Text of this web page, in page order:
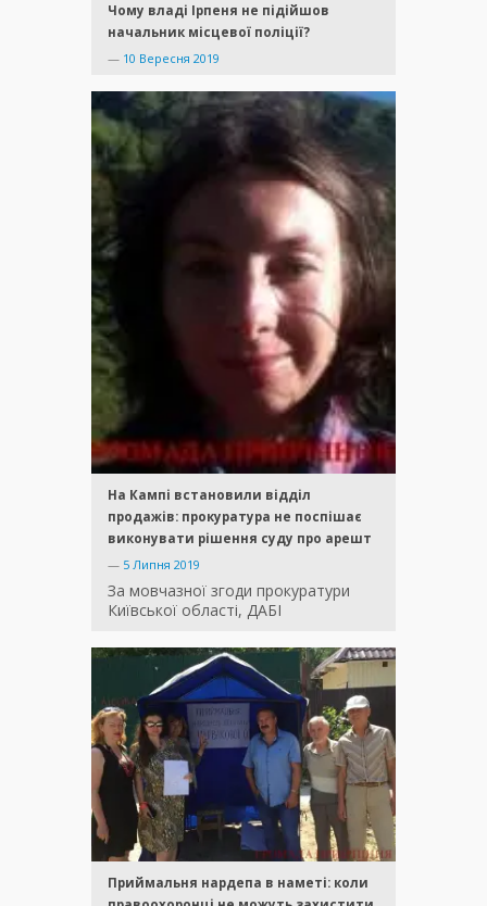
Чому владі Ірпеня не підійшов
начальник місцевої поліції?
— 10 Вересня 2019
На Кампі встановили відділ
продажів: прокуратура не поспішає
виконувати рішення суду про арешт
— 5 Липня 2019
За мовчазної згоди прокуратури
Київської області, ДАБІ
Приймальня нардепа в наметі: коли